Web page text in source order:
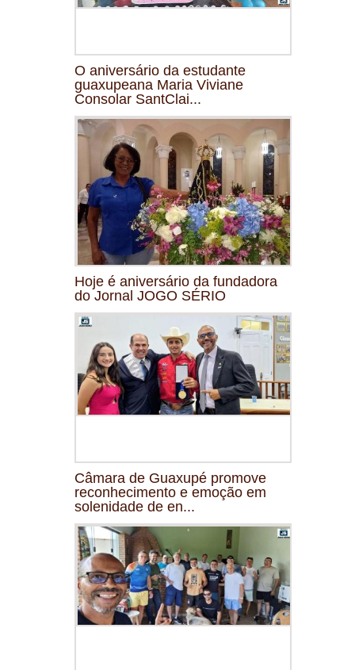
O aniversário da estudante
guaxupeana Maria Viviane
Consolar SantClai...
Hoje é aniversário da fundadora
do Jornal JOGO SÉRIO
Câmara de Guaxupé promove
reconhecimento e emoção em
solenidade de en...